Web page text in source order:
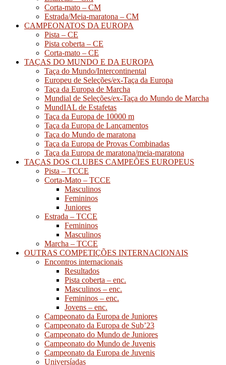
Corta-mato – CM
Estrada/Meia-maratona – CM
CAMPEONATOS DA EUROPA
Pista – CE
Pista coberta – CE
Corta-mato – CE
TAÇAS DO MUNDO E DA EUROPA
Taça do Mundo/Intercontinental
Europeu de Seleções/ex-Taça da Europa
Taça da Europa de Marcha
Mundial de Seleções/ex-Taça do Mundo de Marcha
MundIAL de Estafetas
Taça da Europa de 10000 m
Taça da Europa de Lançamentos
Taça do Mundo de maratona
Taça da Europa de Provas Combinadas
Taça da Europa de maratona/meia-maratona
TAÇAS DOS CLUBES CAMPEÕES EUROPEUS
Pista – TCCE
Corta-Mato – TCCE
Masculinos
Femininos
Juniores
Estrada – TCCE
Femininos
Masculinos
Marcha – TCCE
OUTRAS COMPETIÇÕES INTERNACIONAIS
Encontros internacionais
Resultados
Pista coberta – enc.
Masculinos – enc.
Femininos – enc.
Jovens – enc.
Campeonato da Europa de Juniores
Campeonato da Europa de Sub’23
Campeonato do Mundo de Juniores
Campeonato do Mundo de Juvenis
Campeonato da Europa de Juvenis
Universíadas